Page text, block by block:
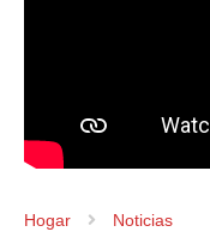
Hogar Noticias